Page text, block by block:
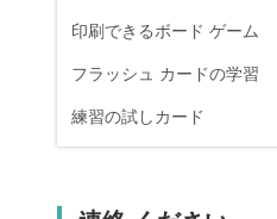
印刷できるボード ゲーム
フラッシュ カードの学習
練習の試しカード